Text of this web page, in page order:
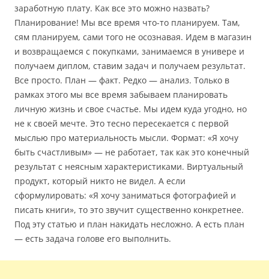
заработную плату. Как все это можно назвать?
Планирование! Мы все время что-то планируем. Там,
сям планируем, сами того не осознавая. Идем в магазин
и возвращаемся с покупками, занимаемся в универе и
получаем диплом, ставим задач и получаем результат.
Все просто. План — факт. Редко — анализ. Только в
рамках этого мы все время забываем планировать
личную жизнь и свое счастье. Мы идем куда угодно, но
не к своей мечте. Это тесно пересекается с первой
мыслью про материальность мысли. Формат: «Я хочу
быть счастливым» — не работает, так как это конечный
результат с неясным характеристиками. Виртуальный
продукт, который никто не видел. А если
сформулировать: «Я хочу заниматься фотографией и
писать книги», то это звучит существенно конкретнее.
Под эту статью и план накидать несложно. А есть план
— есть задача голове его выполнить.